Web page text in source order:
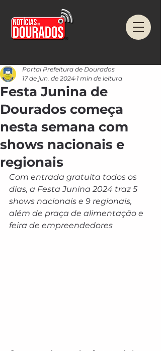
Festa Junina de
Dourados começa
nesta semana com
shows nacionais e
regionais
Portal Prefeitura de Dourados
17 de jun. de 2024 1 min de leitura
Com entrada gratuita todos os
dias, a Festa Junina 2024 traz 5
shows nacionais e 9 regionais,
além de praça de alimentação e
feira de empreendedores